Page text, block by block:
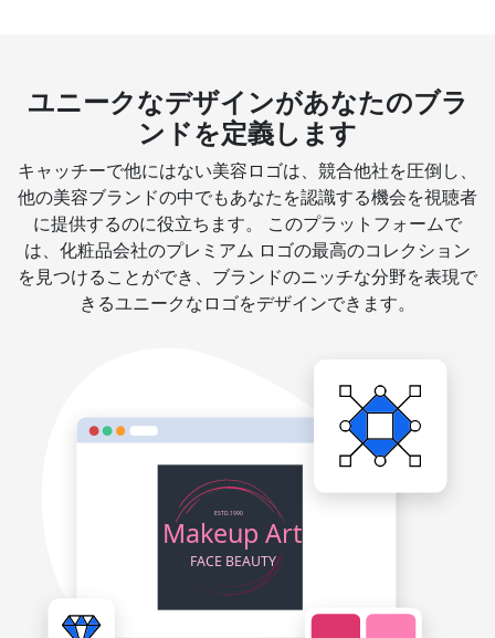
ユニークなデザインがあなたのブラ
ンドを定義します
キャッチーで他にはない美容ロゴは、競合他社を圧倒し、
他の美容ブランドの中でもあなたを認識する機会を視聴者
に提供するのに役立ちます。 このプラットフォームで
は、化粧品会社のプレミアム ロゴの最高のコレクション
を見つけることができ、ブランドのニッチな分野を表現で
きるユニークなロゴをデザインできます。